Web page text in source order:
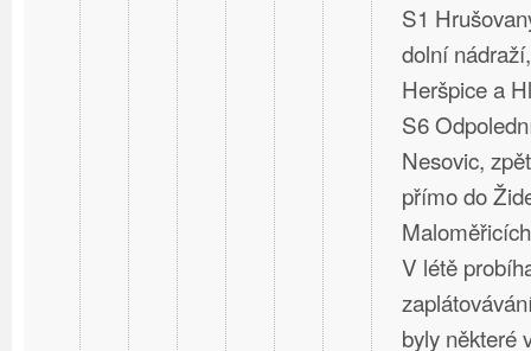
S1
dolní
Heršpice a
S6
Nesovic,
přímo do
V létě
byly některé